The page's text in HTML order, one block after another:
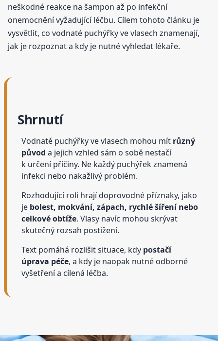
neškodné reakce na šampon až po infekční
onemocnění vyžadující léčbu. Cílem tohoto článku je
vysvětlit, co vodnaté puchýřky ve vlasech znamenají,
jak je rozpoznat a kdy je nutné vyhledat lékaře.
Shrnutí
Vodnaté puchýřky ve vlasech mohou mít různý
původ a jejich vzhled sám o sobě nestačí
k určení příčiny. Ne každý puchýřek znamená
infekci nebo nakažlivý problém.
Rozhodující roli hrají doprovodné příznaky, jako
je bolest, mokvání, zápach, rychlé šíření nebo
celkové obtíže. Vlasy navíc mohou skrývat
skutečný rozsah postižení.
Text pomáhá rozlišit situace, kdy postačí
úprava péče, a kdy je naopak nutné odborné
vyšetření a cílená léčba.